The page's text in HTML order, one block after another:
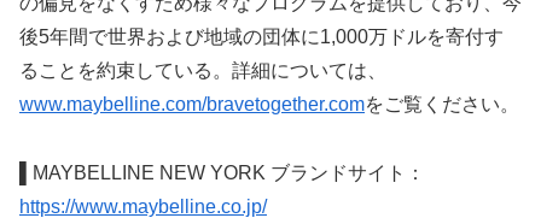
後5年間で世界および地域の団体に1,000万ドルを寄付す
ることを約束している。詳細については、
www.maybelline.com/bravetogether.comをご覧ください。
▌MAYBELLINE NEW YORK ブランドサイト：
https://www.maybelline.co.jp/